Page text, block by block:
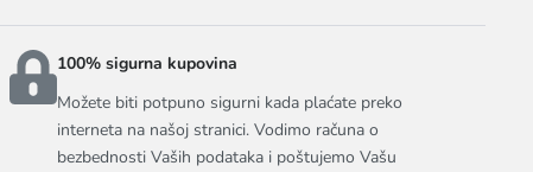
100% sigurna kupovina
Možete biti potpuno sigurni kada plaćate preko
interneta na našoj stranici. Vodimo računa o
bezbednosti Vaših podataka i poštujemo Vašu